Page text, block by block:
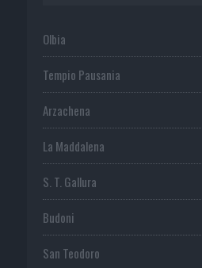
Olbia
Tempio Pausania
Arzachena
La Maddalena
S. T. Gallura
Budoni
San Teodoro